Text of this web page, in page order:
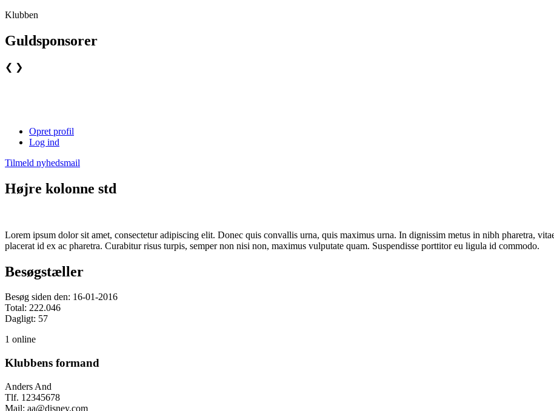
Klubben
Guldsponsorer
❮ ❯
Opret profil
Log ind
Tilmeld nyhedsmail
Højre kolonne std
Lorem ipsum dolor sit amet, consectetur adipiscing elit. Donec quis convallis urna, quis maximus urna. In dignissim metus in nibh pharetra,
placerat id ex ac pharetra. Curabitur risus turpis, semper non nisi non, maximus vulputate quam. Suspendisse porttitor eu ligula id commodo.
Besøgstæller
Besøg siden den: 16-01-2016
Total: 222.046
Dagligt: 57
1 online
Klubbens formand
Anders And
Tlf. 12345678
Mail: aa@disney.com